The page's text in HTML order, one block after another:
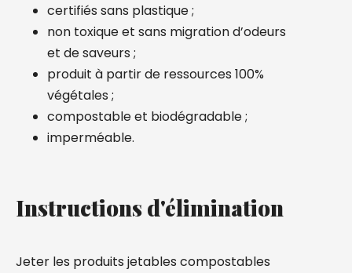
certifiés sans plastique ;
non toxique et sans migration d’odeurs
et de saveurs ;
produit à partir de ressources 100%
végétales ;
compostable et biodégradable ;
imperméable.
Instructions d'élimination
Jeter les produits jetables compostables